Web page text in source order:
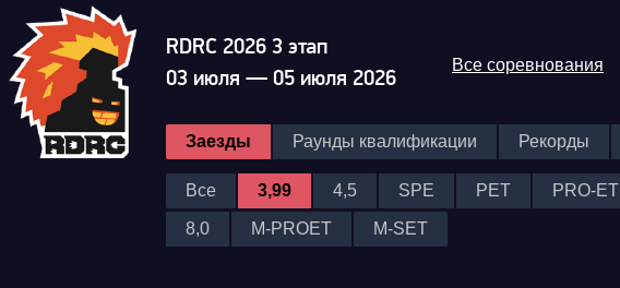
RDRC 2026 3 этап
03 июля — 05 июля 2026
Все соревнования
Заезды Раунды квалификации Рекорды
Все 3,99 4,5 SPE PET PRO-ET
8,0 M-PROET M-SET